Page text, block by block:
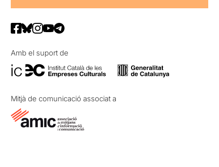
Amb el suport de
Mitjà de comunicació associat a